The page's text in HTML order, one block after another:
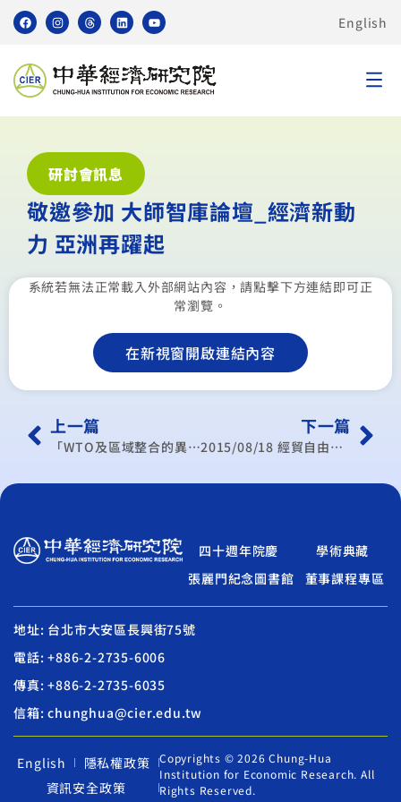
English
研討會訊息
敬邀參加 大師智庫論壇_經濟新動
力 亞洲再躍起
系統若無法正常載入外部網站內容，請點擊下方連結即可正
常瀏覽。
在新視窗開啟連結內容
上一篇
「WTO及區域整合的異與同」專題演講
下一篇
2015/08/18 經貿自由化與文化例外研究成果發表會
四十週年院慶
學術典藏
張麗門紀念圖書館
董事課程專區
地址: 台北市大安區長興街75號
電話: +886-2-2735-6006
傳真: +886-2-2735-6035
信箱: chunghua@cier.edu.tw
English
隱私權政策
資訊安全政策
Copyrights © 2026 Chung-Hua
Institution for Economic Research. All
Rights Reserved.